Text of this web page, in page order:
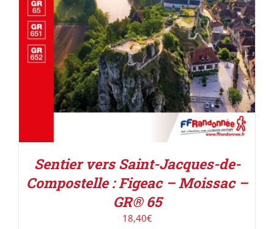
Sentier vers Saint-Jacques-de-
Compostelle : Figeac – Moissac –
GR® 65
18,40€